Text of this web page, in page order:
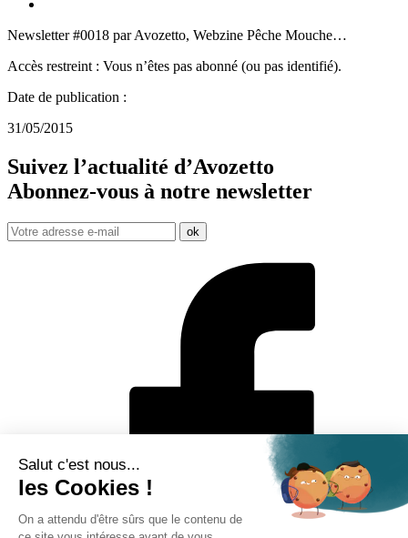
Newsletter #0018 par Avozetto, Webzine Pêche Mouche…
Accès restreint : Vous n’êtes pas abonné (ou pas identifié).
Date de publication :
31/05/2015
Suivez l’actualité d’Avozetto
Abonnez-vous à notre newsletter